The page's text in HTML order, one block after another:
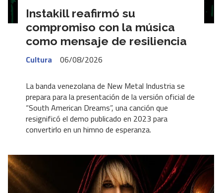
Instakill reafirmó su
compromiso con la música
como mensaje de resiliencia
Cultura 06/08/2026
La banda venezolana de New Metal Industria se
prepara para la presentación de la versión oficial de
“South American Dreams”, una canción que
resignificó el demo publicado en 2023 para
convertirlo en un himno de esperanza.